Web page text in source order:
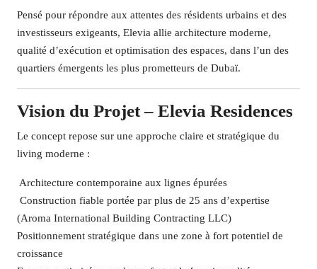
Pensé pour répondre aux attentes des résidents urbains et des
investisseurs exigeants, Elevia allie architecture moderne,
qualité d’exécution et optimisation des espaces, dans l’un des
quartiers émergents les plus prometteurs de Dubaï.
Vision du Projet – Elevia Residences
Le concept repose sur une approche claire et stratégique du
living moderne :
️ Architecture contemporaine aux lignes épurées
️ Construction fiable portée par plus de 25 ans d’expertise
(Aroma International Building Contracting LLC)
Positionnement stratégique dans une zone à fort potentiel de
croissance